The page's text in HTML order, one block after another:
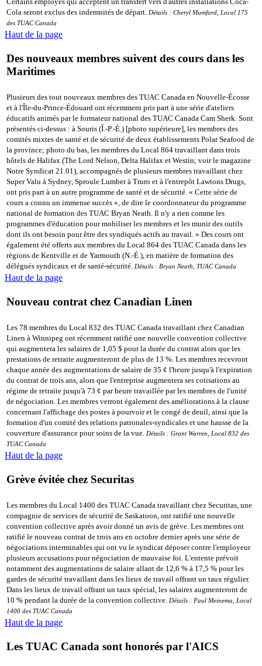
Cola seront exclus des indemnités de départ. Détails : Cheryl Mumford, Local 175
des TUAC Canada
Haut de la page
Des nouveaux membres suivent des cours dans les
Maritimes
Plusieurs des tout nouveaux membres des TUAC Canada en Nouvelle-Écosse
et à l'Île-du-Prince-Édouard ont récemment pris part à une série d'ateliers
éducatifs animés par le formateur national des TUAC Canada Cam Sherk. Sont
présentés ci-dessus : à Souris (Î.-P.-É.) [photo supérieure], les membres des
comités mixtes de santé et de sécurité de deux établissements Polar Seafood de
la province; photo du bas, les membres du Local 864 travaillant dans trois
hôtels de Halifax (The Lord Nelson, Delta Halifax et Westin; voir le magazine
Notre Syndicat 21.01), accompagnés de plusieurs membres travaillant chez
Super Valu à Sydney, Sproule Lumber à Truro et à l'entrepôt Lawtons Drugs,
ont pris part à un autre programme de santé et de sécurité. « Cette série de
cours a connu un immense succès », de dire le coordonnateur du programme
national de formation des TUAC Bryan Neath. Il n'y a rien comme les
programmes d'éducation pour mobiliser les membres et les munir des outils
dont ils ont besoin pour être des syndiqués actifs au travail. » Des cours ont
également été offerts aux membres du Local 864 des TUAC Canada dans les
régions de Kentville et de Yarmouth (N.-É.), en matière de formation des
délégués syndicaux et de santé-sécurité. Détails : Bryan Neath, TUAC Canada
Haut de la page
Nouveau contrat chez Canadian Linen
Les 78 membres du Local 832 des TUAC Canada travaillant chez Canadian
Linen à Winnipeg ont récemment ratifié une nouvelle convention collective
qui augmentera les salaires de 1,05 $ pour la durée du contrat alors que les
prestations de retraite augmenteront de plus de 13 %. Les membres recevront
chaque année des augmentations de salaire de 35 ¢ l'heure jusqu'à l'expiration
du contrat de trois ans, alors que l'entreprise augmentera ses cotisations au
régime de retraite jusqu'à 73 ¢ par heure travaillée par les membres de l'unité
de négociation. Les membres verront également des améliorations à la clause
concernant l'affichage des postes à pourvoir et le congé de deuil, ainsi que la
formation d'un comité des relations patronales-syndicales et une hausse de la
couverture d'assurance pour soins de la vue. Détails : Grant Warren, Local 832 des
TUAC Canada
Haut de la page
Grève évitée chez Securitas
Les membres du Local 1400 des TUAC Canada travaillant chez Securitas, une
compagnie de services de sécurité de Saskatoon, ont ratifié une nouvelle
convention collective après avoir donné un avis de grève. Les membres ont
ratifié le nouveau contrat de trois ans en octobre dernier après une série de
négociations interminables qui ont vu le syndicat déposer contre l'employeur
plusieurs accusations pour négociation de mauvaise foi. L'entente prévoit
notamment des augmentations de salaire allant de 12,6 % à 17,5 % pour les
gardes de sécurité travaillant dans les lieux de travail offrant un taux régulier.
Dans les lieux de travail offrant un taux spécial, les salaires augmenteront de
10 % pendant la durée de la convention collective. Détails : Paul Meinema, Local
1400 des TUAC Canada
Haut de la page
Les TUAC Canada sont honorés par l'AICS